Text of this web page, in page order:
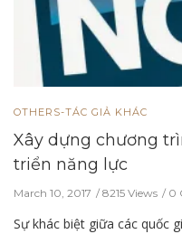
OTHERS-TÁC GIẢ KHÁC
Xây dựng chương
triển năng lực
March 10, 2017 8215 Views 0
Sự khác biệt giữa các quốc